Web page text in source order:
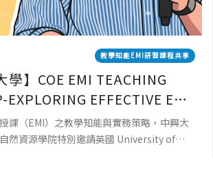
教學知能EMI研習課程共享
學】COE EMI TEACHING
EXPLORING EFFECTIVE EMI
PRACTICES,
工學院EMI教師教學
課（EMI）之教學知能與實務策略，中興大
然資源學院特別邀請英國 University of